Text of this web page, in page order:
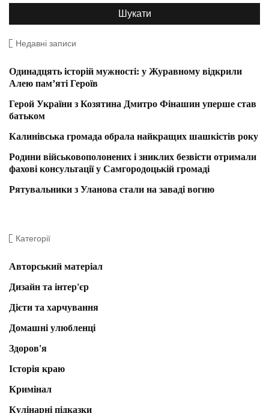
Недавні записи
Одинадцять історій мужності: у Журавному відкрили
Алею пам’яті Героїв
Герой України з Козятина Дмитро Фінашин уперше став
батьком
Калинівська громада обрала найкращих шашкістів року
Родини військовополонених і зниклих безвісти отримали
фахові консультації у Самгородоцькій громаді
Рятувальники з Уланова стали на заваді вогню
Категорії
Авторський матеріал
Дизайн та інтер'єр
Дієти та харчування
Домашні улюбленці
Здоров'я
Історія краю
Кримінал
Кулінарні підказки